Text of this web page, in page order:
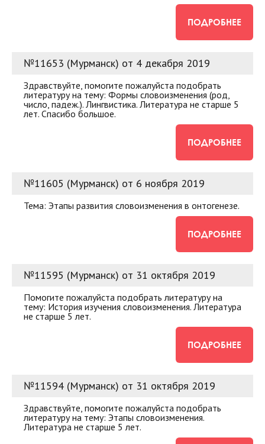
ПОДРОБНЕЕ
№11653 (Мурманск) от 4 декабря 2019
Здравствуйте, помогите пожалуйста подобрать
литературу на тему: Формы словоизменения (род,
число, падеж.). Лингвистика. Литература не старше 5
лет. Спасибо большое.
ПОДРОБНЕЕ
№11605 (Мурманск) от 6 ноября 2019
Тема: Этапы развития словоизменения в онтогенезе.
ПОДРОБНЕЕ
№11595 (Мурманск) от 31 октября 2019
Помогите пожалуйста подобрать литературу на
тему: История изучения словоизменения. Литература
не старше 5 лет.
ПОДРОБНЕЕ
№11594 (Мурманск) от 31 октября 2019
Здравствуйте, помогите пожалуйста подобрать
литературу на тему: Этапы словоизменения.
Литература не старше 5 лет.